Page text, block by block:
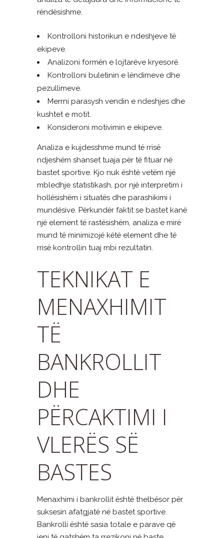
rëndësishme.
Kontrolloni historikun e ndeshjeve të
ekipeve.
Analizoni formën e lojtarëve kryesorë.
Kontrolloni buletinin e lëndimeve dhe
pezullimeve.
Merrni parasysh vendin e ndeshjes dhe
kushtet e motit.
Konsideroni motivimin e ekipeve.
Analiza e kujdesshme mund të rrisë
ndjeshëm shanset tuaja për të fituar në
bastet sportive. Kjo nuk është vetëm një
mbledhje statistikash, por një interpretim i
hollësishëm i situatës dhe parashikimi i
mundësive. Përkundër faktit se bastet kanë
një element të rastësishëm, analiza e mirë
mund të minimizojë këtë element dhe të
rrisë kontrollin tuaj mbi rezultatin.
TEKNIKAT E
MENAXHIMIT
TË
BANKROLLIT
DHE
PËRCAKTIMI I
VLERËS SË
BASTES
Menaxhimi i bankrollit është thelbësor për
suksesin afatgjatë në bastet sportive.
Bankrolli është sasia totale e parave që